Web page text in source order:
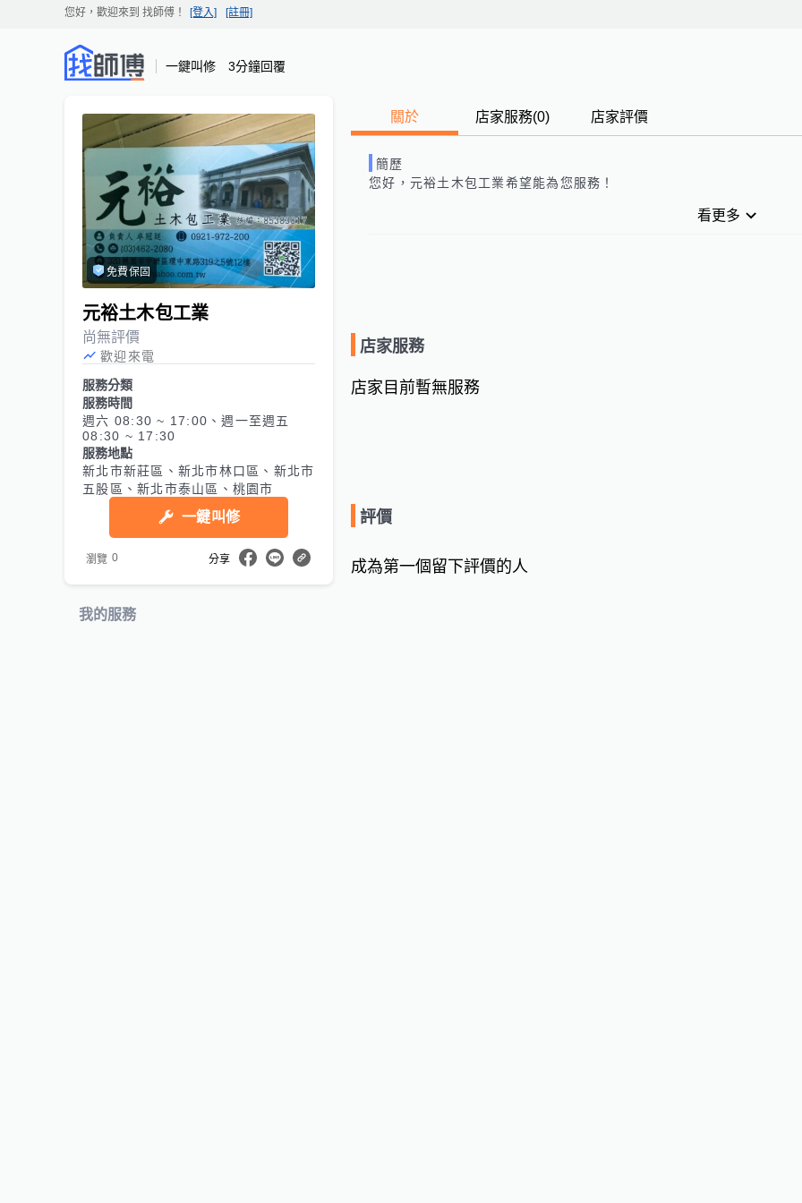
您好，歡迎來到 找師傅 ！ [登入] [註冊]
一鍵叫修 3分鐘回覆
免費保固
元裕土木包工業
尚無評價
歡迎來電
服務分類
服務時間
週六 08:30 ~ 17:00、週一至週五
08:30 ~ 17:30
服務地點
新北市新莊區、新北市林口區、新北市
五股區、新北市泰山區、桃園市
一鍵叫修
瀏覽 0 分享
我的服務
關於 店家服務(0) 店家評價
簡歷
您好， 元裕土木包工業希望能為您服務！
看更多
店家服務
店家目前暫無服務
評價
成為第一個留下評價的人